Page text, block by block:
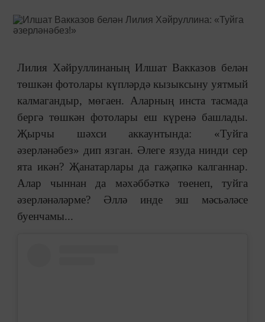
Лилия Хәйруллинаның Илшат Вакказов белән
төшкән фотолары күпләрдә кызыксыну уятмый
калмагандыр, мөгаен. Аларның инста тасмада
бергә төшкән фотолары еш күренә башлады.
Җырчы шәхси аккаунтында: «Туйга
әзерләнәбез» дип язган. Әлеге язуда нинди сер
ята икән? Җанатарлары да гаҗәпкә калганнар.
Алар чыннан да мәхәббәткә төенеп, туйга
әзерләнәләрме? Әллә инде эш мәсьәләсе
буенчамы...